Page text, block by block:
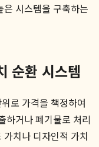
시스템을 구축하는
순환 시스템
로 가격을 책정하여
하거나 폐기물로 처리
치나 디자인적 가치